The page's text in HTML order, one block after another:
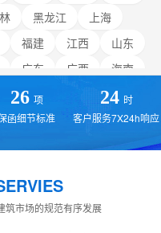
黑龙江
上海
福建 江西
山东
广东 广西
海南
陕西
青海
返回主站
26 项
函细节标准
24 时
客户服务7X24h响应
筑市场的规范有序发展